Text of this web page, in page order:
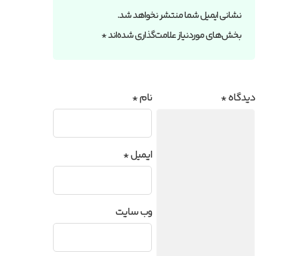
نشانی ایمیل شما منتشر نخواهد شد.
بخش‌های موردنیاز علامت‌گذاری شده‌اند*
دیدگاه* نام*
ایمیل*
وب‌ سایت